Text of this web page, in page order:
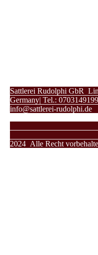
Sattlerei Rudolphi GbR
Germany| Tel.:
2024 Alle Recht